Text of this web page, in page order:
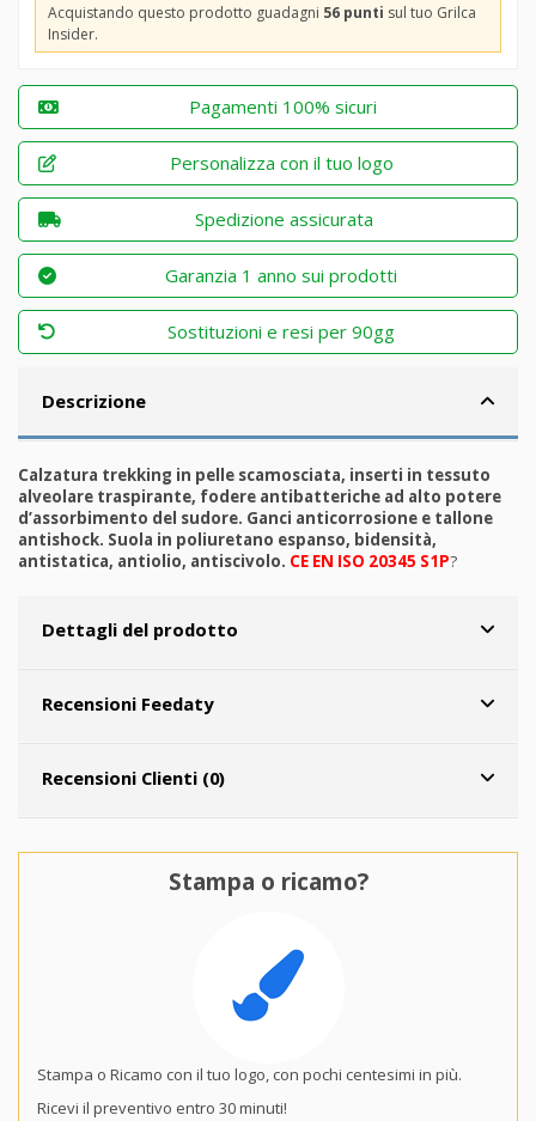
Acquistando questo prodotto guadagni 56 punti sul tuo Grilca
Insider.
Pagamenti 100% sicuri
Personalizza con il tuo logo
Spedizione assicurata
Garanzia 1 anno sui prodotti
Sostituzioni e resi per 90gg
Descrizione
Calzatura trekking in pelle scamosciata, inserti in tessuto
alveolare traspirante, fodere antibatteriche ad alto potere
d’assorbimento del sudore. Ganci anticorrosione e tallone
antishock. Suola in poliuretano espanso, bidensità,
antistatica, antiolio, antiscivolo. CE EN ISO 20345 S1P?
Dettagli del prodotto
Recensioni Feedaty
Recensioni Clienti (0)
Stampa o ricamo?
Stampa o Ricamo con il tuo logo, con pochi centesimi in più.
Ricevi il preventivo entro 30 minuti!